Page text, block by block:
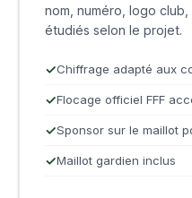
nom, numéro, logo
étudiés selon le projet.
Chiffrage adapté aux
Flocage officiel FFF
Sponsor sur le maillot
Maillot gardien inclus